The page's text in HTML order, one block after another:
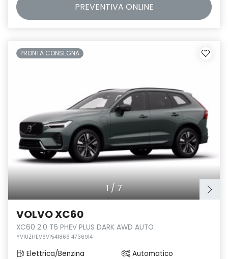
PREVENTIVA ONLINE
1/7
PRONTA CONSEGNA
VOLVO XC60
XC60 2.0 T6 PHEV PLUS DARK AWD AUTO
YV1UZHEV6V1541866 4736914
Elettrica/Benzina Automatico